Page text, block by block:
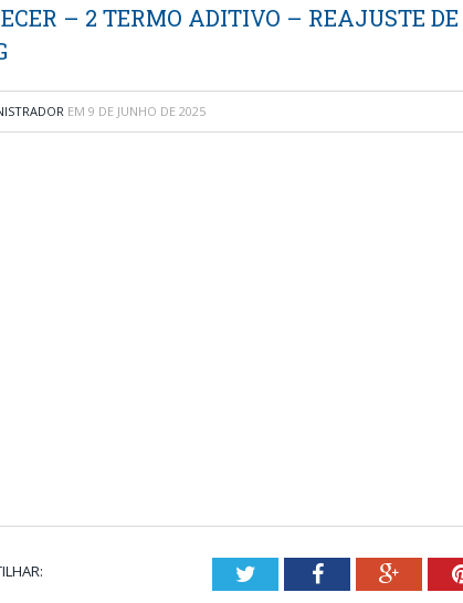
– 2 TERMO ADITIVO – REAJUSTE
EM 9 DE JUNHO DE 2025
TwitterFacebook